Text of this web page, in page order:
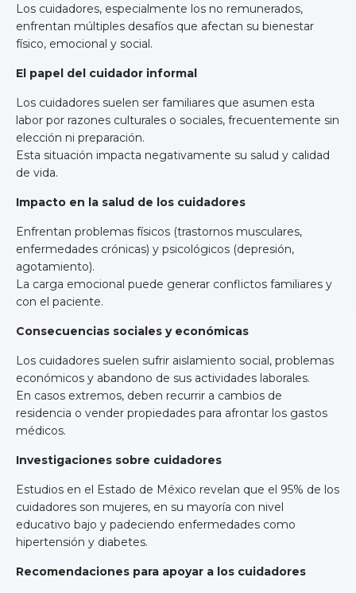
Los cuidadores, especialmente los no remunerados,
enfrentan múltiples desafíos que afectan su bienestar
físico, emocional y social.
El papel del cuidador informal
Los cuidadores suelen ser familiares que asumen esta
labor por razones culturales o sociales, frecuentemente sin
elección ni preparación.
Esta situación impacta negativamente su salud y calidad
de vida.
Impacto en la salud de los cuidadores
Enfrentan problemas físicos (trastornos musculares,
enfermedades crónicas) y psicológicos (depresión,
agotamiento).
La carga emocional puede generar conflictos familiares y
con el paciente.
Consecuencias sociales y económicas
Los cuidadores suelen sufrir aislamiento social, problemas
económicos y abandono de sus actividades laborales.
En casos extremos, deben recurrir a cambios de
residencia o vender propiedades para afrontar los gastos
médicos.
Investigaciones sobre cuidadores
Estudios en el Estado de México revelan que el 95% de los
cuidadores son mujeres, en su mayoría con nivel
educativo bajo y padeciendo enfermedades como
hipertensión y diabetes.
Recomendaciones para apoyar a los cuidadores